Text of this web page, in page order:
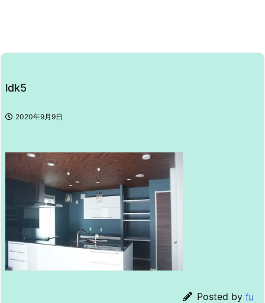
ldk5
2020年9月9日
Posted by fu